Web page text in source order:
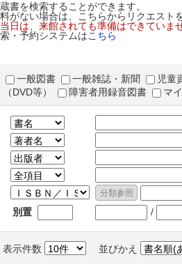
書を検索することができます。
がない場合は、こちらからリクエス
日は、来館されても準備はできてい
・予約システムはこちら
一般図書 一般雑誌・新聞
児童
（DVD等）
障害者用録音図書 マ
別置 /
表示件数 並びかえ